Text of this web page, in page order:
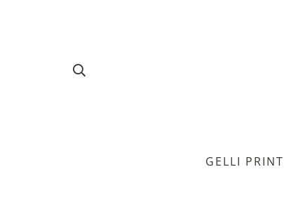
GELLI PRINT